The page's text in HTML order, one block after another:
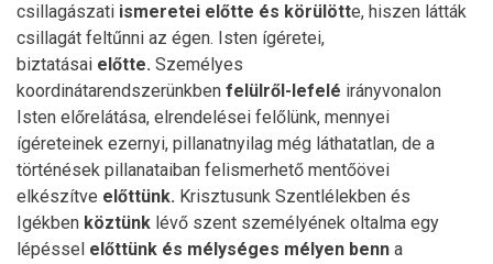
csillagászati ismeretei előtte és körülötte, hiszen látták
csillagát feltűnni az égen. Isten ígéretei,
biztatásai előtte. Személyes
koordinátarendszerünkben felülről-lefelé irányvonalon
Isten előrelátása, elrendelései felőlünk, mennyei
ígéreteinek ezernyi, pillanatnyilag még láthatatlan, de a
történések pillanataiban felismerhető mentőövei
elkészítve előttünk. Krisztusunk Szentlélekben és
Igékben köztünk lévő szent személyének oltalma egy
lépéssel előttünk és mélységes mélyen benn a